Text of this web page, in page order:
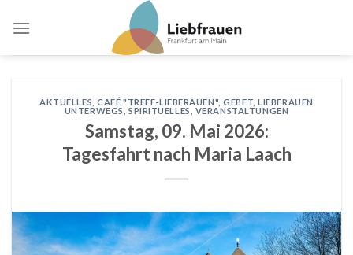
AKTUELLES ,CAFÉ "TREFF-LIEBFRAUEN" ,GEBET ,LIEBFRAUEN
UNTERWEGS
SPIRITUELLES VERANSTALTUNGEN
Samstag, 09. Mai 2026:
Tagesfahrt nach Maria Laach